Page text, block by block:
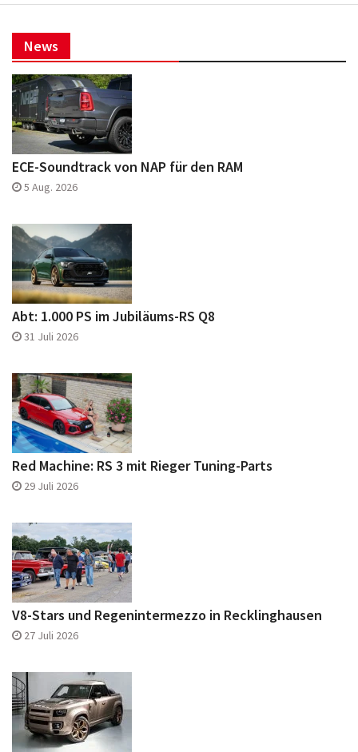
News
ECE-Soundtrack von NAP für den RAM
5 Aug. 2026
Abt: 1.000 PS im Jubiläums-RS Q8
31 Juli 2026
Red Machine: RS 3 mit Rieger Tuning-Parts
29 Juli 2026
V8-Stars und Regenintermezzo in Recklinghausen
27 Juli 2026